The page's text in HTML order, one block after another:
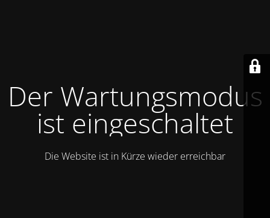
Der Wartungsmodus
ist eingeschaltet
Die Website ist in Kürze wieder erreichbar